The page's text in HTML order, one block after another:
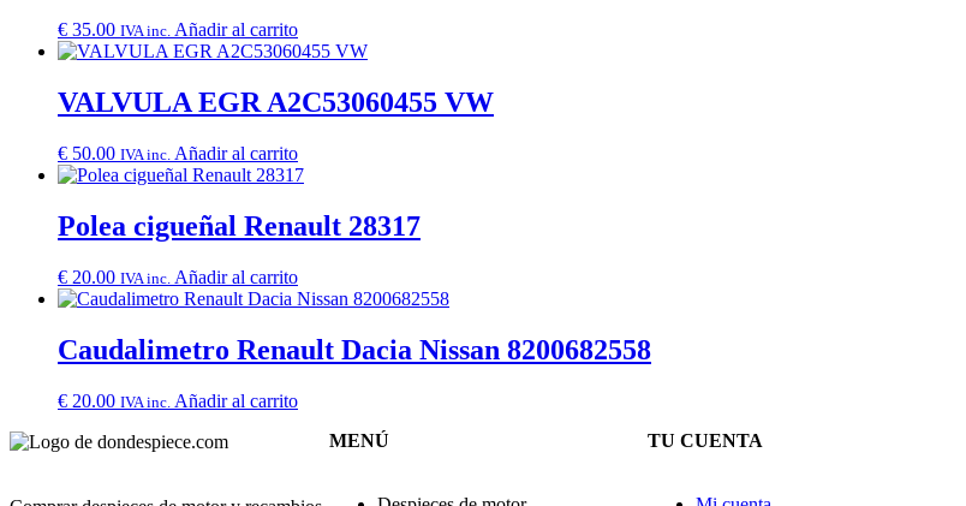
€ 35.00 IVA inc. Añadir al carrito
VALVULA EGR A2C53060455 VW
€ 50.00 IVA inc. Añadir al carrito
Polea cigueñal Renault 28317
€ 20.00 IVA inc. Añadir al carrito
Caudalimetro Renault Dacia Nissan 8200682558
€ 20.00 IVA inc. Añadir al carrito
MENÚ TU CUENTA